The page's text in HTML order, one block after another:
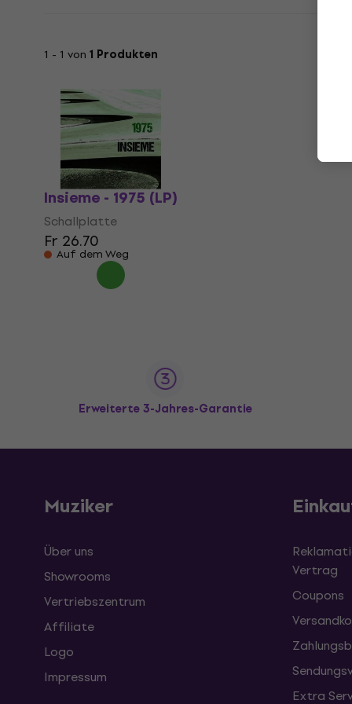
1 - 1 von 1 Produkten
Insieme - 1975 (LP)
Schallplatte
Fr 26.70
Auf dem Weg
Erweiterte 3-Jahres-Garantie
Muziker
Über uns
Showrooms
Vertriebszentrum
Affiliate
Logo
Impressum
Vertrag
Coupons
Extra